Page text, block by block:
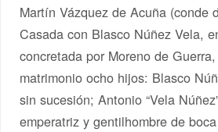
Martín Vázquez de Acuña (conde
Casada con Blasco Núñez Vela,
concretada por Moreno de
matrimonio ocho hijos: Blasco
sin sucesión; Antonio “Vela
emperatriz y gentilhombre de